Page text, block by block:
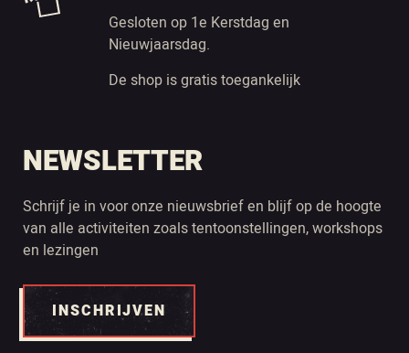
Gesloten op 1e Kerstdag en
Nieuwjaarsdag.
De shop is gratis toegankelijk
NEWSLETTER
Schrijf je in voor onze nieuwsbrief en blijf op de hoogte
van alle activiteiten zoals tentoonstellingen, workshops
en lezingen
INSCHRIJVEN